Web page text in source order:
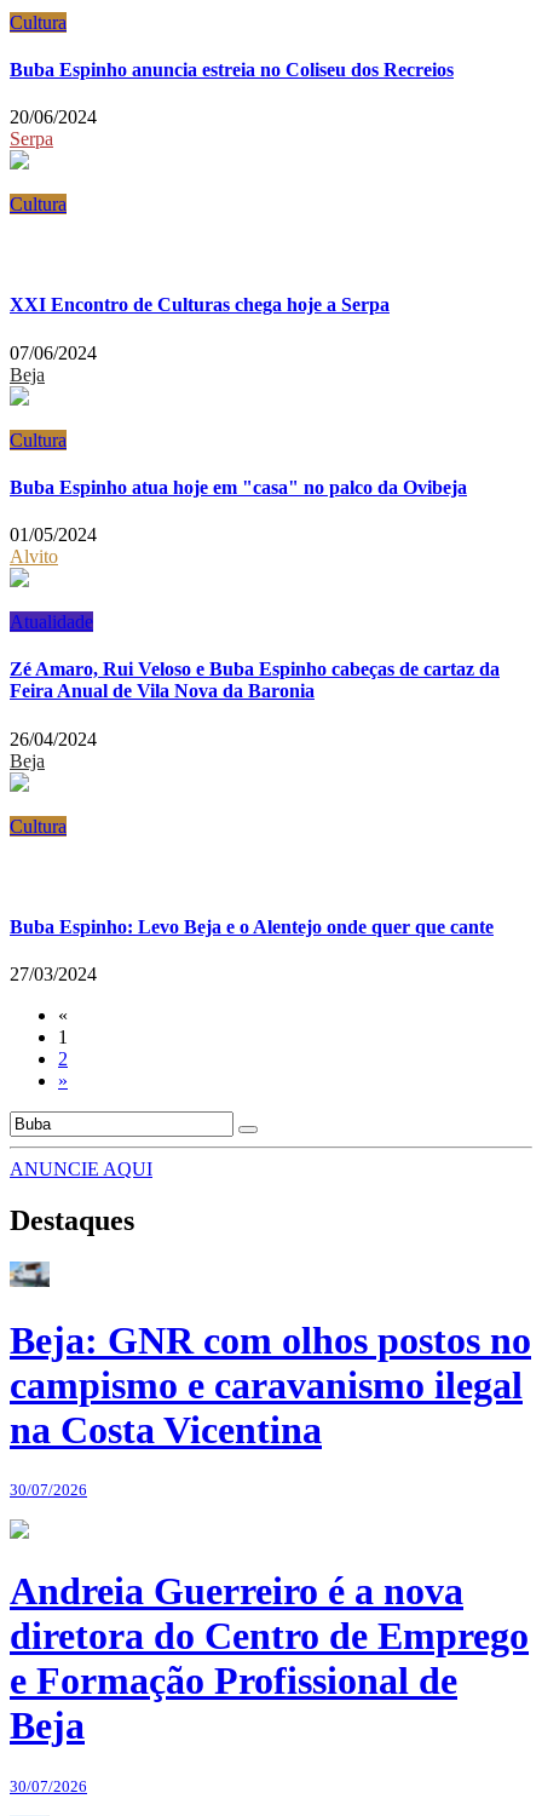
Cultura
Buba Espinho anuncia estreia no Coliseu dos Recreios
20/06/2024
Serpa
Cultura
XXI Encontro de Culturas chega hoje a Serpa
07/06/2024
Beja
Cultura
Buba Espinho atua hoje em "casa" no palco da Ovibeja
01/05/2024
Alvito
Atualidade
Zé Amaro, Rui Veloso e Buba Espinho cabeças de cartaz da
Feira Anual de Vila Nova da Baronia
26/04/2024
Beja
Cultura
Buba Espinho: Levo Beja e o Alentejo onde quer que cante
27/03/2024
«
1
2
»
ANUNCIE AQUI
Destaques
Beja: GNR com olhos postos no
campismo e caravanismo ilegal
na Costa Vicentina
30/07/2026
Andreia Guerreiro é a nova
diretora do Centro de Emprego
e Formação Profissional de
Beja
30/07/2026